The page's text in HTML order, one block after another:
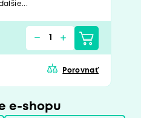
Porovnať
e-shopu